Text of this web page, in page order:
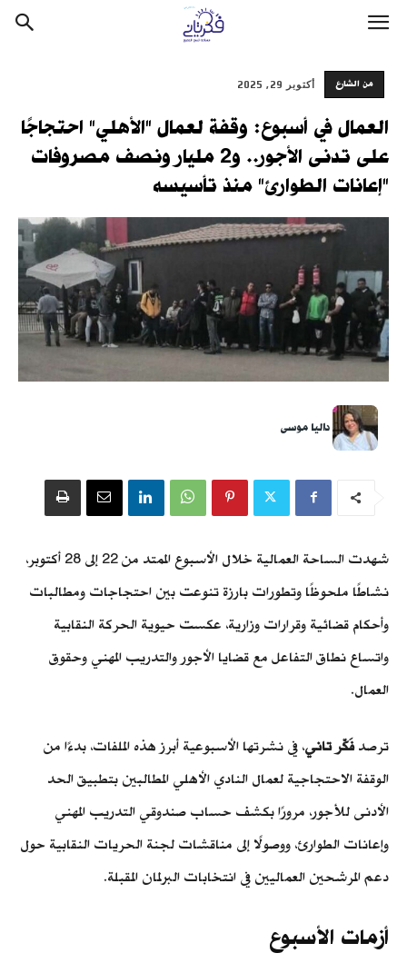
من الشارع أكتوبر 29, 2025
العمال في أسبوع: وقفة لعمال "الأهلي" احتجاجًا
على تدنى الأجور.. و2 مليار ونصف مصروفات
"إعانات الطوارئ" منذ تأسيسه
داليا موسى
شهدت الساحة العمالية خلال الأسبوع الممتد من 22 إلى 28 أكتوبر،
نشاطًا ملحوظًا وتطورات بارزة تنوعت بين احتجاجات ومطالبات
وأحكام قضائية وقرارات وزارية، عكست حيوية الحركة النقابية
واتساع نطاق التفاعل مع قضايا الأجور والتدريب المهني وحقوق
العمال.
ترصدفَكّر تاني، في نشرتها الأسبوعية أبرز هذه الملفات، بدءًا من
الوقفة الاحتجاجية لعمال النادي الأهلي المطالبين بتطبيق الحد
الأدنى للأجور، مرورًا بكشف حساب صندوقي التدريب المهني
وإعانات الطوارئ، ووصولًا إلى مناقشات لجنة الحريات النقابية حول
دعم المرشحين العماليين في انتخابات البرلمان المقبلة.
أزمات الأسبوع